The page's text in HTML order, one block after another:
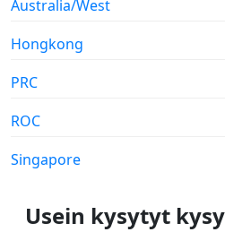
Australia/West
Hongkong
PRC
ROC
Singapore
Usein kysytyt